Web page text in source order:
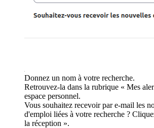
Donnez un nom à votre recherche.
Retrouvez-la dans la rubrique « Mes
espace personnel.
Vous souhaitez recevoir par e-mail les
d'emploi liées à votre recherche ?
la réception ».